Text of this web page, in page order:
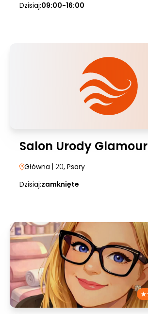
Dzisiaj:09:00-16:00
Salon Urody Glamour
Główna | 20, Psary
Dzisiaj:zamknięte